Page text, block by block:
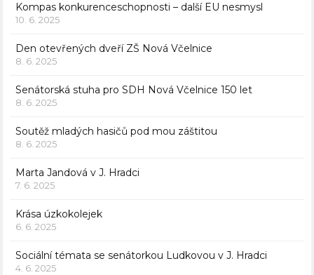
Kompas konkurenceschopnosti – další EU nesmysl
10. 6. 2025
Den otevřených dveří ZŠ Nová Včelnice
8. 6. 2025
Senátorská stuha pro SDH Nová Včelnice 150 let
8. 6. 2025
Soutěž mladých hasičů pod mou záštitou
8. 6. 2025
Marta Jandová v J. Hradci
7. 6. 2025
Krása úzkokolejek
6. 6. 2025
Sociální témata se senátorkou Ludkovou v J. Hradci
4. 6. 2025